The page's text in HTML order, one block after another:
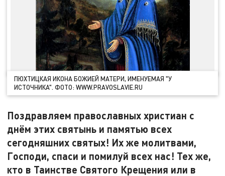
ПЮХТИЦКАЯ ИКОНА БОЖИЕЙ МАТЕРИ, ИМЕНУЕМАЯ "У
ИСТОЧНИКА". ФОТО: WWW.PRAVOSLAVIE.RU
Поздравляем православных христиан с
днём этих святынь и памятью всех
сегодняшних святых! Их же молитвами,
Господи, спаси и помилуй всех нас! Тех же,
кто в Таинстве Святого Крещения или в